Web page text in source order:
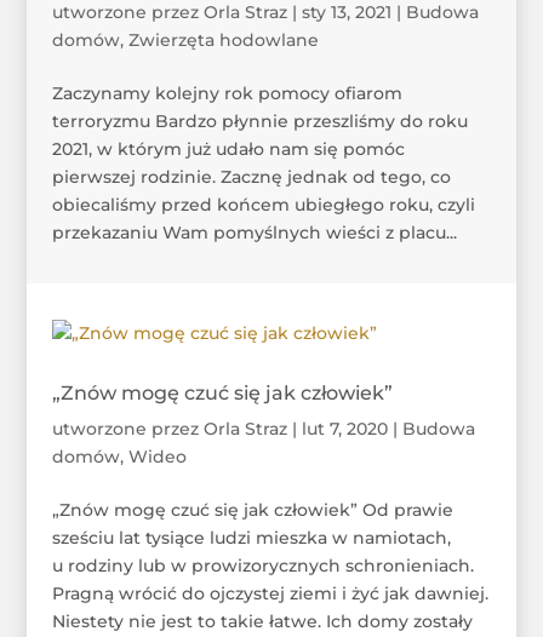
utworzone przez Orla Straz| sty 13, 2021 | Budowa
domów, Zwierzęta hodowlane
Zaczynamy kolejny rok pomocy ofiarom
terroryzmu Bardzo płynnie przeszliśmy do roku
2021, w którym już udało nam się pomóc
pierwszej rodzinie. Zacznę jednak od tego, co
obiecaliśmy przed końcem ubiegłego roku, czyli
przekazaniu Wam pomyślnych wieści z placu...
„Znów mogę czuć się jak człowiek”
utworzone przez Orla Straz| lut 7, 2020| Budowa
domów, Wideo
„Znów mogę czuć się jak człowiek” Od prawie
sześciu lat tysiące ludzi mieszka w namiotach,
u rodziny lub w prowizorycznych schronieniach.
Pragną wrócić do ojczystej ziemi i żyć jak dawniej.
Niestety nie jest to takie łatwe. Ich domy zostały